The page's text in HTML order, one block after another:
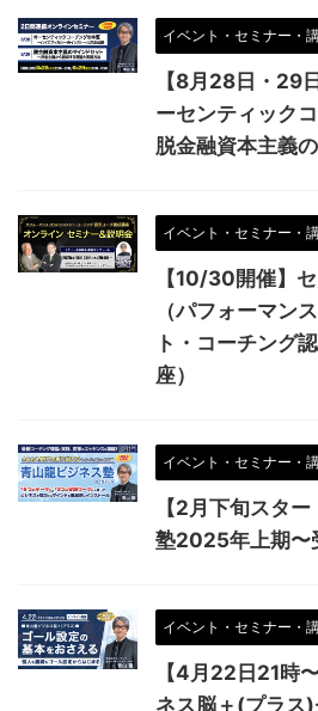
イベント・セミナー・
【8月28日・29
ーセンティック
脱金融資本主義
イベント・セミナー・
【10/30開催】
（パフォーマン
ト・コーチング
座）
イベント・セミナー・
【2月下旬スタ
塾2025年上期〜
イベント・セミナー・
【4月22日21時
ネス脳＋(プラス